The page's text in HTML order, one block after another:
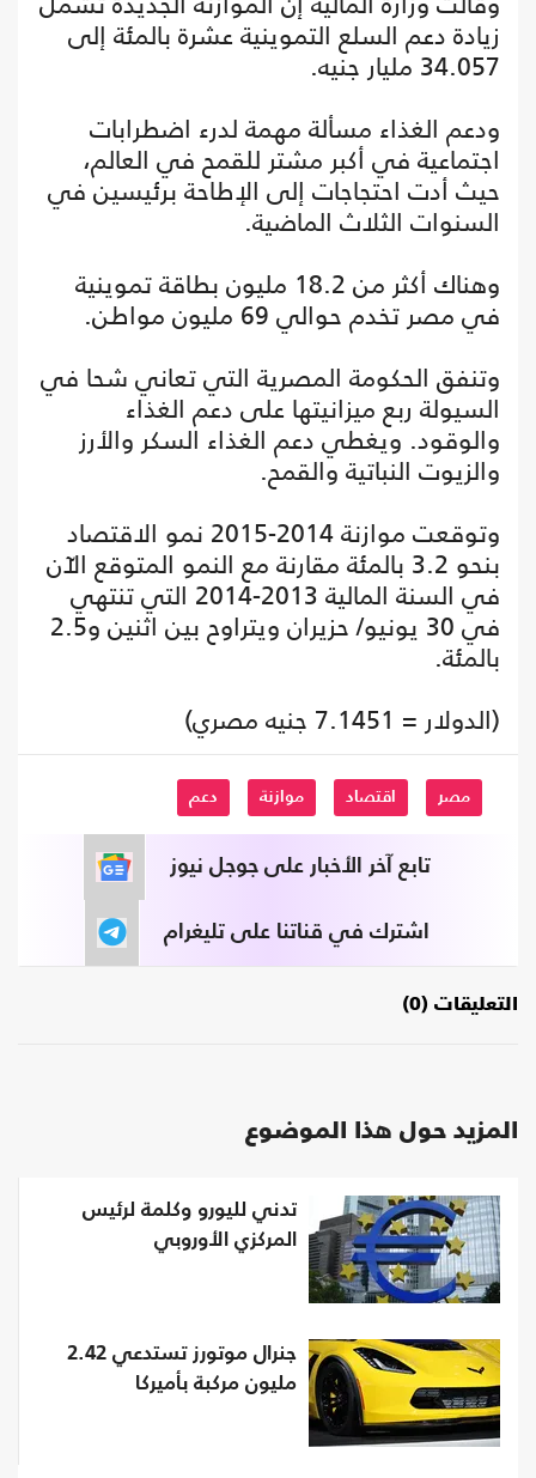
زيادة دعم السلع التموينية عشرة بالمئة إلى
34.057 مليار جنيه.
ودعم الغذاء مسألة مهمة لدرء اضطرابات
اجتماعية في أكبر مشتر للقمح في العالم،
حيث أدت احتجاجات إلى الإطاحة برئيسين في
السنوات الثلاث الماضية.
وهناك أكثر من 18.2 مليون بطاقة تموينية
في مصر تخدم حوالي 69 مليون مواطن.
وتنفق الحكومة المصرية التي تعاني شحا في
السيولة ربع ميزانيتها على دعم الغذاء
والوقود. ويغطي دعم الغذاء السكر والأرز
والزيوت النباتية والقمح.
وتوقعت موازنة 2014-2015 نمو الاقتصاد
بنحو 3.2 بالمئة مقارنة مع النمو المتوقع الآن
في السنة المالية 2013-2014 التي تنتهي
في 30 يونيو/ حزيران ويتراوح بين اثنين و2.5
بالمئة.
(الدولار = 7.1451 جنيه مصري)
مصر اقتصاد موازنة دعم
تابع آخر الأخبار على جوجل نيوز
اشترك في قناتنا على تليغرام
التعليقات (0)
المزيد حول هذا الموضوع
تدني لليورو وكلمة لرئيس
المركزي الأوروبي
جنرال موتورز تستدعي 2.42
مليون مركبة بأميركا